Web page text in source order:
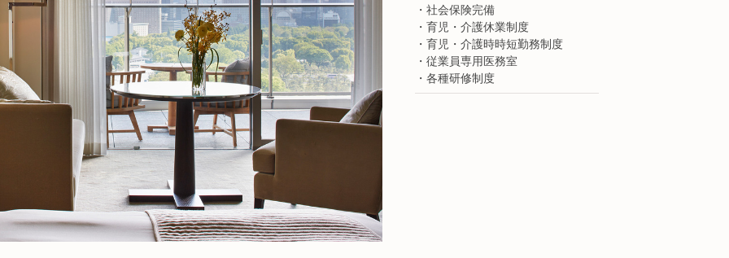
・社会保険完備
・育児・介護休業制度
・育児・介護時時短勤務制度
・従業員専用医務室
・各種研修制度